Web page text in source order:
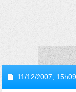
11/12/2007, 15h09